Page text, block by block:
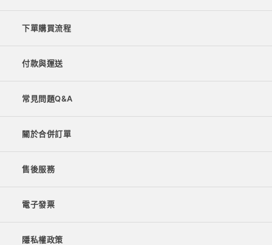
下單購買流程
付款與運送
常見問題Q&A
關於合併訂單
售後服務
電子發票
隱私權政策